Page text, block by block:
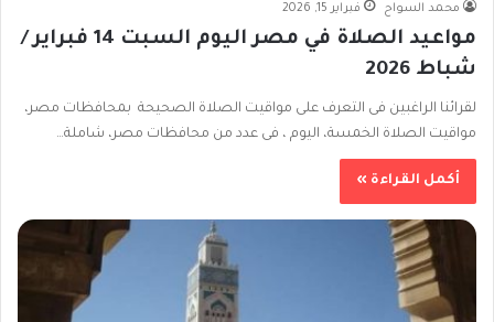
محمد السواح فبراير 15, 2026
مواعيد الصلاة في مصر اليوم السبت 14 فبراير /
شباط 2026
لقرائنا الراغبين فى التعرف على مواقيت الصلاة الصحيحة بمحافظات مصر،
مواقيت الصلاة الخمسة، اليوم ، فى عدد من محافظات مصر، شاملة…
أكمل القراءة »